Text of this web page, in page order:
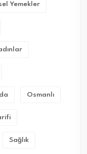
Yemekler
Osmanlı
Sağlık